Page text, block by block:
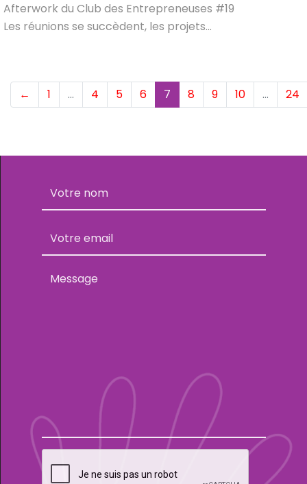
Afterwork du Club des Entrepreneuses #19
Les réunions se succèdent, les projets...
← 1 … 4 5 6 7 (current)
8 9 10 … 24